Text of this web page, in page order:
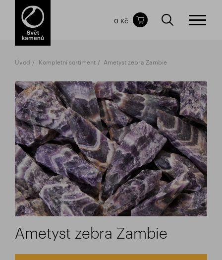
Obsah nákupního košíku
CELKOVÁ CENA
0 Kč
Úvod Kompletní sortiment Ametyst zebra Zambie
Ametyst zebra Zambie